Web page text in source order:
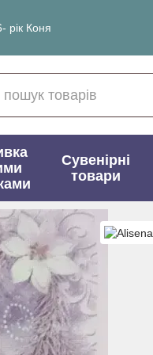
рік Коня
Сувенірні
товари